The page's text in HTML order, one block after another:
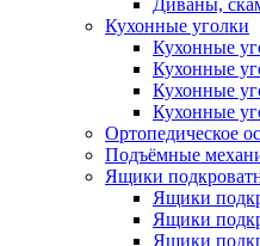
Диваны,
Кухонные уголки
Кухонные
Кухонные
Кухонные
Кухонные
Ортопедическое
Подъёмные
Ящики
Ящики
Ящики
Ящики